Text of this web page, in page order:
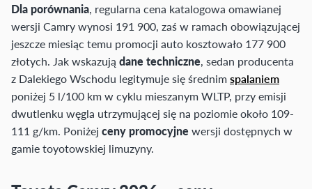
Dla porównania, regularna cena katalogowa omawianej
wersji Camry wynosi 191 900, zaś w ramach obowiązującej
jeszcze miesiąc temu promocji auto kosztowało 177 900
złotych. Jak wskazują dane techniczne, sedan producenta
z Dalekiego Wschodu legitymuje się średnimspalaniem
poniżej 5 l/100 km w cyklu mieszanym WLTP, przy emisji
dwutlenku węgla utrzymującej się na poziomie około 109-
111 g/km. Poniżej ceny promocyjne wersji dostępnych w
gamie toyotowskiej limuzyny.